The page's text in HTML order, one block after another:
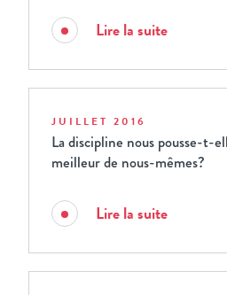
Lire la suite
JUILLET 2016
La discipline nous pousse-t-
meilleur de nous-mêmes?
Lire la suite